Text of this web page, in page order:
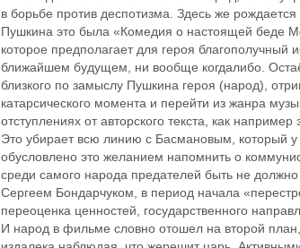
в борьбе против деспотизма. Здесь же
Пушкина это была «Комедия о настоящей беде
которое предполагает для героя
ближайшем будущем, ни вообще когдалибо.
близкого по замыслу Пушкина героя (народ),
катарсического момента и перейти из жанра
отступлениях от авторского текста, как
Это убирает всю линию с Басмановым, который
обусловлено это желанием напомнить о
среди самого народа предателей быть не
Сергеем Бондарчуком, в период начала
переоценка ценностей, государственного
И народ в фильме словно отошел на второй